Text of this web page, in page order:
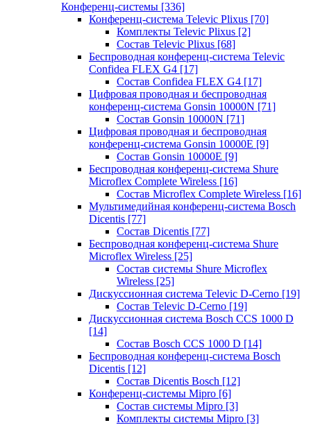
Конференц-системы [336]
Конференц-система Televic Plixus [70]
Комплекты Televic Plixus [2]
Состав Televic Plixus [68]
Беспроводная конференц-система Televic
Confidea FLEX G4 [17]
Состав Confidea FLEX G4 [17]
Цифровая проводная и беспроводная
конференц-система Gonsin 10000N [71]
Состав Gonsin 10000N [71]
Цифровая проводная и беспроводная
конференц-система Gonsin 10000E [9]
Состав Gonsin 10000E [9]
Беспроводная конференц-система Shure
Microflex Complete Wireless [16]
Состав Microflex Complete Wireless [16]
Мультимедийная конференц-система Bosch
Dicentis [77]
Состав Dicentis [77]
Беспроводная конференц-система Shure
Microflex Wireless [25]
Состав системы Shure Microflex
Wireless [25]
Дискуссионная система Televic D-Cerno [19]
Состав Televic D-Cerno [19]
Дискуссионная система Bosch CCS 1000 D
[14]
Состав Bosch CCS 1000 D [14]
Беспроводная конференц-система Bosch
Dicentis [12]
Состав Dicentis Bosch [12]
Конференц-системы Mipro [6]
Состав системы Mipro [3]
Комплекты системы Mipro [3]